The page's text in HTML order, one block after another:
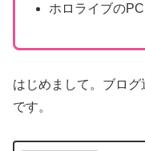
ホロライブの
はじめまして。ブログ
です。